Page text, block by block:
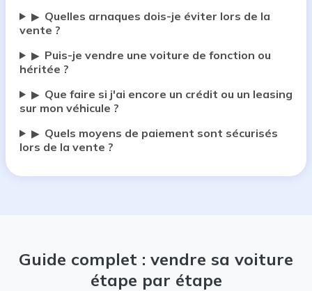
▶ Quelles arnaques dois-je éviter lors de la
vente ?
▶ Puis-je vendre une voiture de fonction ou
héritée ?
▶ Que faire si j'ai encore un crédit ou un leasing
sur mon véhicule ?
▶ Quels moyens de paiement sont sécurisés
lors de la vente ?
Guide complet : vendre sa voiture
étape par étape